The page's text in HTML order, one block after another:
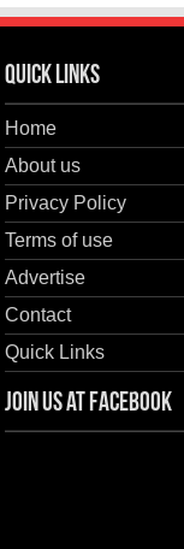
Quick Links
Home
About us
Privacy Policy
Terms of use
Advertise
Contact
Quick Links
Join us at Facebook